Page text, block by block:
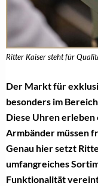
Ritter Kaiser steht für
Der Markt für
besonders im
Diese Uhren erleben
Armbänder müssen
Genau hier setzt
umfangreiches
Funktionalität